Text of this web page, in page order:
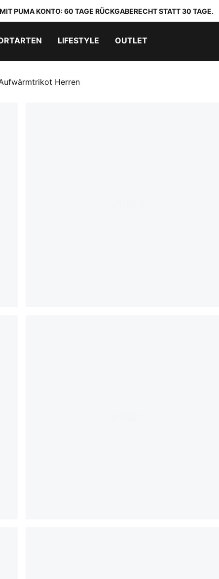
PUMA KONTO: 60 TAGE RÜCKGABERECHT STATT 30 TAGE.
LIFESTYLE OUTLET
Herren